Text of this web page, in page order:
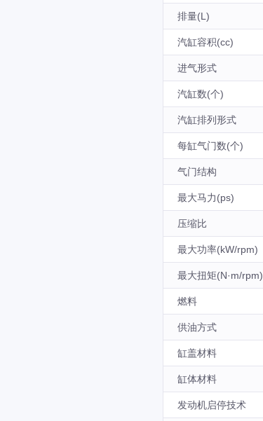
排量(L)
汽缸容积(cc)
进气形式
汽缸数(个)
汽缸排列形式
每缸气门数(个)
气门结构
最大马力(ps)
压缩比
最大功率(kW/rpm)
最大扭矩(N·m/rpm)
燃料
供油方式
缸盖材料
缸体材料
发动机启停技术